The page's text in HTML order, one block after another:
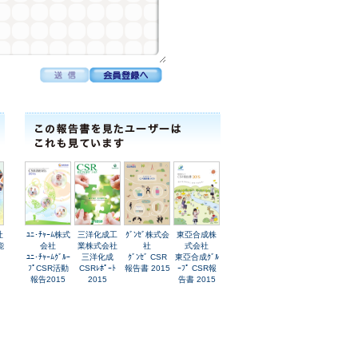
ﾕﾆ･ﾁｬｰﾑ株式
会社
ﾕﾆ･ﾁｬｰﾑｸﾞﾙｰ
ﾌﾟCSR活動
報告2015
三洋化成工
業株式会社
三洋化成
CSRﾚﾎﾟｰﾄ
2015
ｸﾞﾝｾﾞ株式会
社
ｸﾞﾝｾﾞ CSR
報告書 2015
東亞合成株
式会社
東亞合成ｸﾞﾙ
ｰﾌﾟ CSR報
告書 2015